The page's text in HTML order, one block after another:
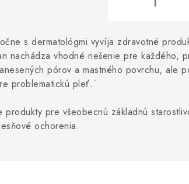
s dermatológmi vyvíja zdravotné
nachádza vhodné riešenie pre
pórov a mastného povrchu, ale
problematickú pleť.¨
produkty pre všeobecnú základnú
ochorenia.